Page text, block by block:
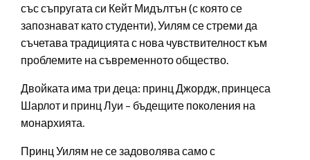
със съпругата си Кейт Мидълтън (с която се
запознават като студенти), Уилям се стреми да
съчетава традицията с нова чувствителност към
проблемите на съвременното общество.
Двойката има три деца: принц Джордж, принцеса
Шарлот и принц Луи – бъдещите поколения на
монархията.
Принц Уилям не се задоволява само с